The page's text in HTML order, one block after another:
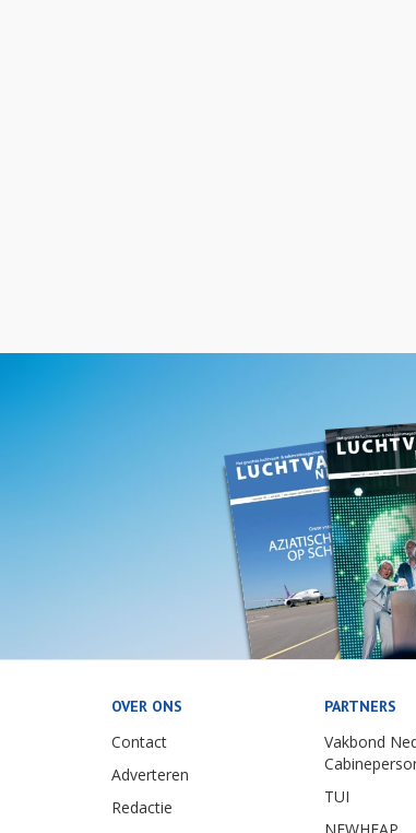
OVER ONS
Contact
Adverteren
Redactie
PARTNERS
Vakbond
TUI
NEWHEAP